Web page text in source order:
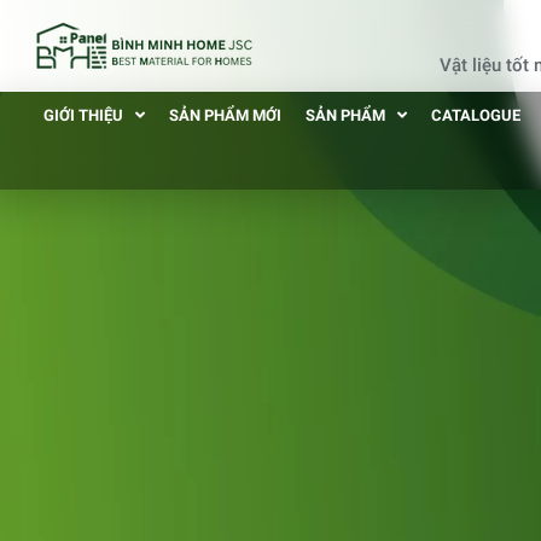
Vật liệu tốt
GIỚI THIỆU SẢN PHẨM MỚI SẢN PHẨM CATALOGUE